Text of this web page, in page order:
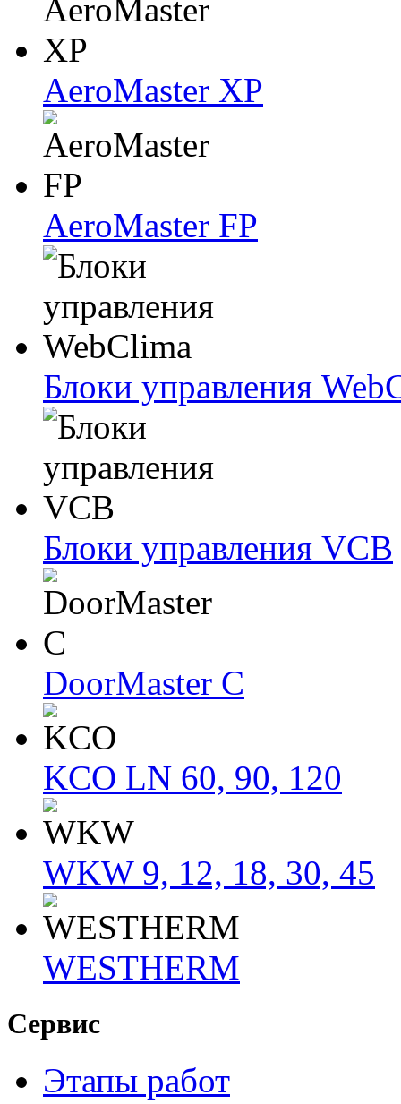
AeroMaster XP
AeroMaster FP
Блоки упрaвлeния
Блоки упрaвлeния VCB
DoorMaster C
KCO LN 60, 90, 120
WKW 9, 12, 18, 30, 45
WESTHERM
Сервис
Этапы работ